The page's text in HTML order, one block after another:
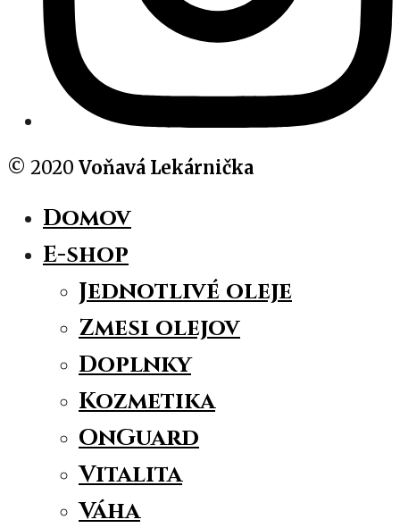
© 2020 Voňavá Lekárnička
Domov
E-shop
Jednotlivé oleje
Zmesi olejov
Doplnky
Kozmetika
OnGuard
Vitalita
Váha